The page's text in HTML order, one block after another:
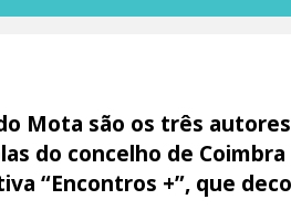
Mota são os três
do concelho de Coimbra
“Encontros +”, que